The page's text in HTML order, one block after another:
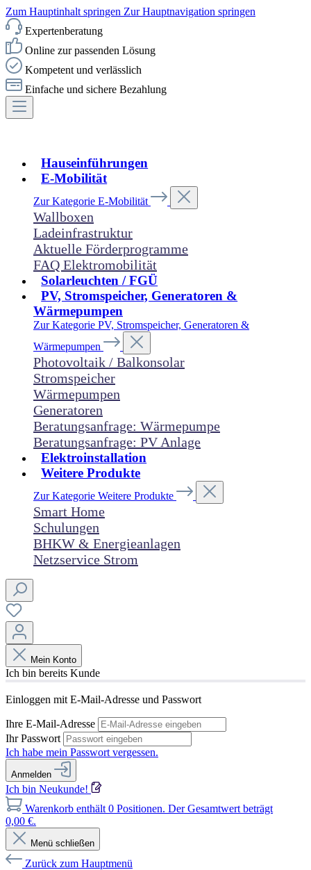
Zum Hauptinhalt springen Zur Hauptnavigation springen
Expertenberatung
Online zur passenden Lösung
Kompetent und verlässlich
Einfache und sichere Bezahlung
Hauseinführungen
E-Mobilität
Zur Kategorie E-Mobilität
Wallboxen
Ladeinfrastruktur
Aktuelle Förderprogramme
FAQ Elektromobilität
Solarleuchten / FGÜ
PV, Stromspeicher, Generatoren &
Wärmepumpen
Zur Kategorie PV, Stromspeicher, Generatoren &
Wärmepumpen
Photovoltaik / Balkonsolar
Stromspeicher
Wärmepumpen
Generatoren
Beratungsanfrage: Wärmepumpe
Beratungsanfrage: PV Anlage
Elektroinstallation
Weitere Produkte
Zur Kategorie Weitere Produkte
Smart Home
Schulungen
BHKW & Energieanlagen
Netzservice Strom
Mein Konto
Ich bin bereits Kunde
Einloggen mit E-Mail-Adresse und Passwort
Ihre E-Mail-Adresse
Ihr Passwort
Ich habe mein Passwort vergessen.
Anmelden
Ich bin Neukunde!
Warenkorb enthält 0 Positionen. Der Gesamtwert beträgt
0,00 €.
Menü schließen
Zurück zum Hauptmenü